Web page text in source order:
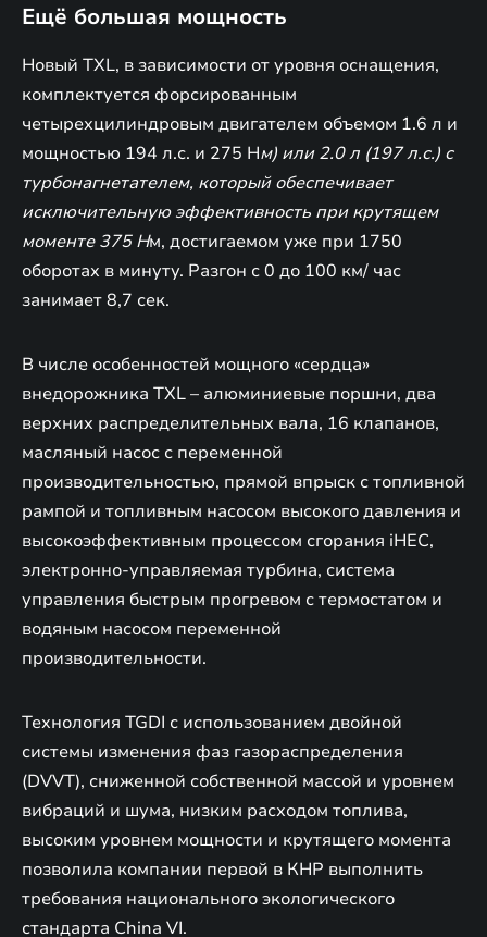
Ещё большая мощность
Новый TXL, в зависимости от уровня оснащения,
комплектуется форсированным
четырехцилиндровым двигателем объемом 1.6 л и
мощностью 194 л.с. и 275 Нм) или 2.0 л (197 л.с.) с
турбонагнетателем, который обеспечивает
исключительную эффективность при крутящем
моменте 375 Нм, достигаемом уже при 1750
оборотах в минуту. Разгон с 0 до 100 км/ час
занимает 8,7 сек.
В числе особенностей мощного «сердца»
внедорожника TXL – алюминиевые поршни, два
верхних распределительных вала, 16 клапанов,
масляный насос с переменной
производительностью, прямой впрыск с топливной
рампой и топливным насосом высокого давления и
высокоэффективным процессом сгорания iHEC,
электронно-управляемая турбина, система
управления быстрым прогревом с термостатом и
водяным насосом переменной
производительности.
Технология TGDI с использованием двойной
системы изменения фаз газораспределения
(DVVT), сниженной собственной массой и уровнем
вибраций и шума, низким расходом топлива,
высоким уровнем мощности и крутящего момента
позволила компании первой в КНР выполнить
требования национального экологического
стандарта China VI.